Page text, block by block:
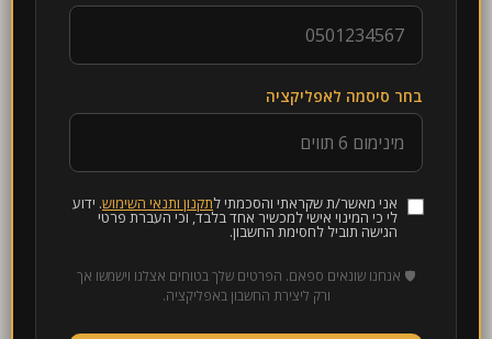
בחר סיסמה לאפליקציה
אני מאשר/ת שקראתי והסכמתי לתקנון ותנאי השימוש. ידוע
לי כי המינוי אישי למכשיר אחד בלבד, וכי העברת פרטי
הגישה תוביל לחסימת החשבון.
🛡 אנחנו שונאים ספאם. הפרטים שלך בטוחים אצלנו וישמשו אך
ורק ליצירת החשבון באפליקציה.